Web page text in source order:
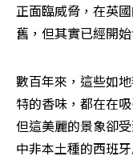
正面臨威脅，在英
舊，但其實已經開始
數百年來，這些如
特的香味，都在在
但這美麗的景象卻
中非本土種的西班